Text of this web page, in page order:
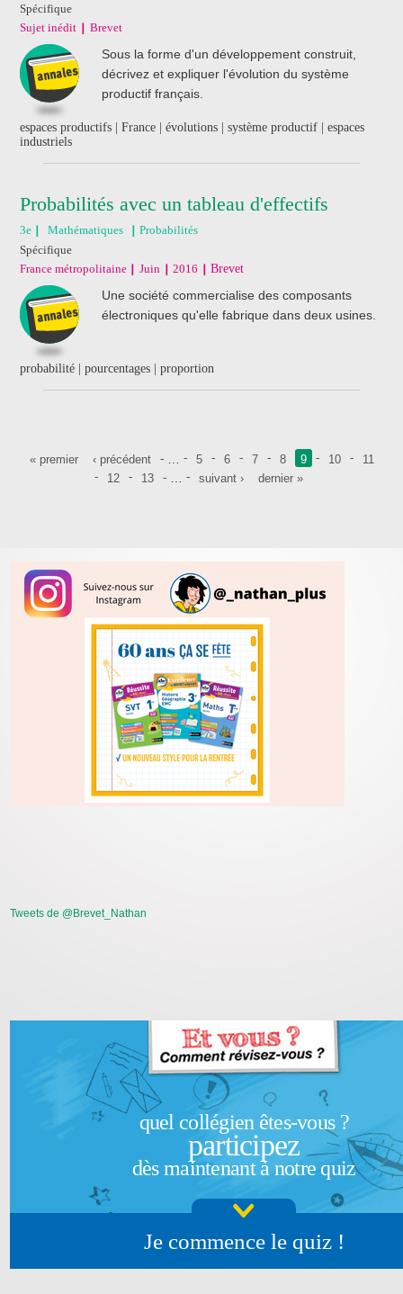
Spécifique
Sujet inédit
Brevet
Sous la forme d'un développement construit,
décrivez et expliquer l'évolution du système
productif français.
espaces productifs | France | évolutions | système productif | espaces
industriels
Probabilités avec un tableau d'effectifs
3e Mathématiques
Probabilités
Spécifique
France métropolitaine
Juin 2016 Brevet
Une société commercialise des composants
électroniques qu'elle fabrique dans deux usines.
probabilité | pourcentages | proportion
Pages
« premier ‹ précédent 5 6 7 8 9 10
11
12
13 suivant › dernier »
Tweets de @Brevet_Nathan
quel collégien êtes-vous ?
participez
dès maintenant à notre quiz
Je commence le quiz !